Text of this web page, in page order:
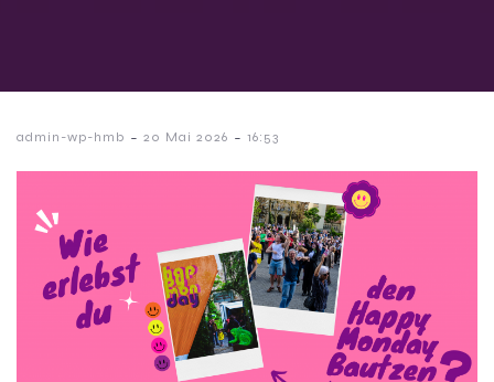
admin-wp-hmb - 20 Mai 2026 - 16:53